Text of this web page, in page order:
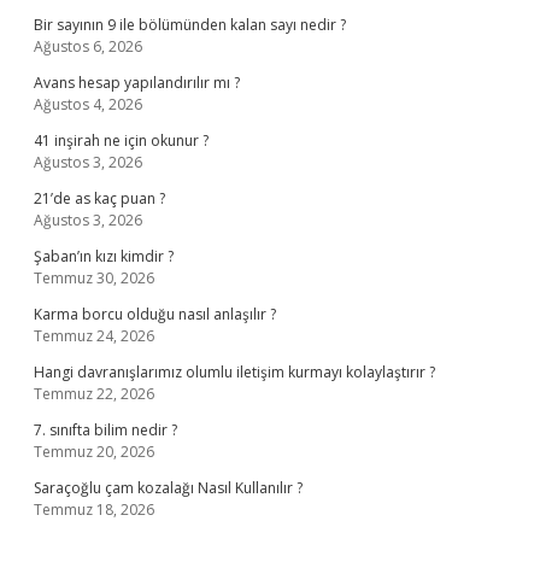
Bir sayının 9 ile bölümünden kalan sayı nedir ?
Ağustos 6, 2026
Avans hesap yapılandırılır mı ?
Ağustos 4, 2026
41 inşirah ne için okunur ?
Ağustos 3, 2026
21’de as kaç puan ?
Ağustos 3, 2026
Şaban’ın kızı kimdir ?
Temmuz 30, 2026
Karma borcu olduğu nasıl anlaşılır ?
Temmuz 24, 2026
Hangi davranışlarımız olumlu iletişim kurmayı kolaylaştırır ?
Temmuz 22, 2026
7. sınıfta bilim nedir ?
Temmuz 20, 2026
Saraçoğlu çam kozalağı Nasıl Kullanılır ?
Temmuz 18, 2026